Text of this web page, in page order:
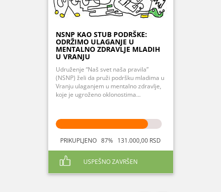
NSNP KAO STUB PODRŠKE:
ODRŽIMO ULAGANJE U
MENTALNO ZDRAVLJE MLADIH
U VRANJU
Udruženje “Naš svet naša pravila”
(NSNP) želi da pruži podršku mladima u
Vranju ulaganjem u mentalno zdravlje,
koje je ugroženo oklonostima...
PRIKUPLJENO 87% 131.000,00 RSD
USPEŠNO ZAVRŠEN